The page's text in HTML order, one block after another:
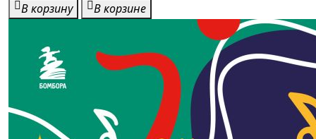
В корзину
В корзине